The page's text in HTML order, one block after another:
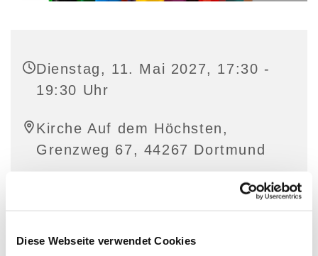
Diese Webseite verwendet Cookies
Dienstag, 11. Mai 2027, 17:30 -
19:30 Uhr
Kirche Auf dem Höchsten,
Grenzweg 67, 44267 Dortmund